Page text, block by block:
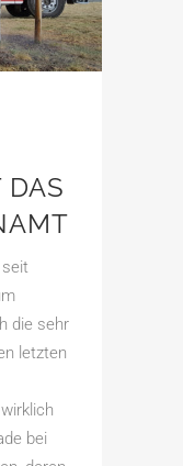
die sehr
letzten
bei